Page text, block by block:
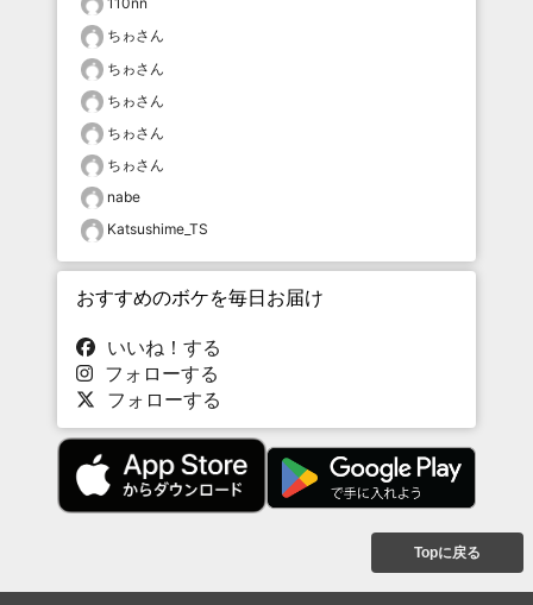
ちゎさん
ちゎさん
ちゎさん
ちゎさん
ちゎさん
nabe
Katsushime_TS
おすすめのボケを毎日お届け
いいね！する
フォローする
フォローする
Topに戻る